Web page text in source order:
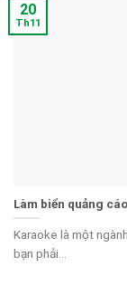
Làm biển quảng
Karaoke là một
bạn phải...
20
Th11